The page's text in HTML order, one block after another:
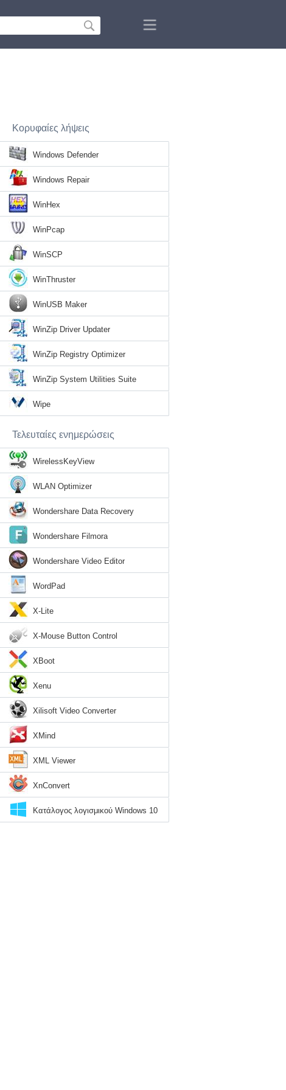
Κορυφαίες λήψεις
Windows Defender
Windows Repair
WinHex
WinPcap
WinSCP
WinThruster
WinUSB Maker
WinZip Driver Updater
WinZip Registry Optimizer
WinZip System Utilities Suite
Wipe
Τελευταίες ενημερώσεις
WirelessKeyView
WLAN Optimizer
Wondershare Data Recovery
Wondershare Filmora
Wondershare Video Editor
WordPad
X-Lite
X-Mouse Button Control
XBoot
Xenu
Xilisoft Video Converter
XMind
XML Viewer
XnConvert
Κατάλογος λογισμικού Windows 10